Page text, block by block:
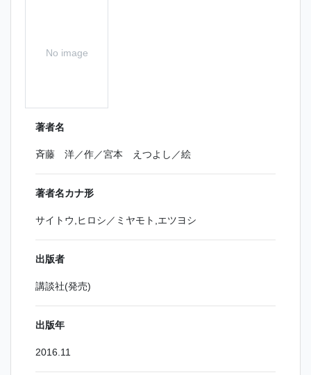
No image
著者名
斉藤 洋／作／宮本 えつよし／絵
著者名カナ形
サイトウ,ヒロシ／ミヤモト,エツヨシ
出版者
講談社(発売)
出版年
2016.11